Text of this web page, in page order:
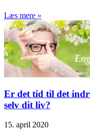
Læs mere »
Er det tid til det
selv dit liv?
15. april 2020